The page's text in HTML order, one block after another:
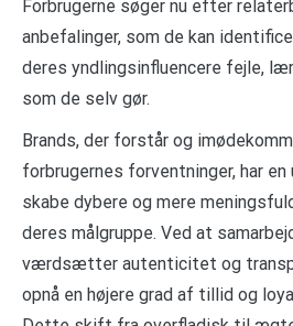
Forbrugerne søger nu efter
anbefalinger, som de kan
deres yndlingsinfluencere fejle,
som de selv gør.
Brands, der forstår og
forbrugernes forventninger, har
skabe dybere og mere
deres målgruppe. Ved at
værdsætter autenticitet og
opnå en højere grad af tillid og